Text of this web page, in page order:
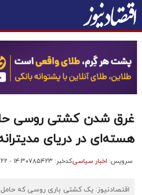
غرق شدن کشتی روسی
هسته‌ای در دریای
سرویس: اخبار سیاسیکدخبر: ۷۸۵۴۲۳ ۱۴۰۵/۰۲/
اقتصادنیوز: یک کشتی باری روسی که حامل